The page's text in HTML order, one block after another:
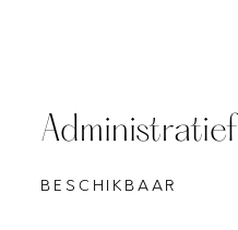
Administratief
BESCHIKBAAR